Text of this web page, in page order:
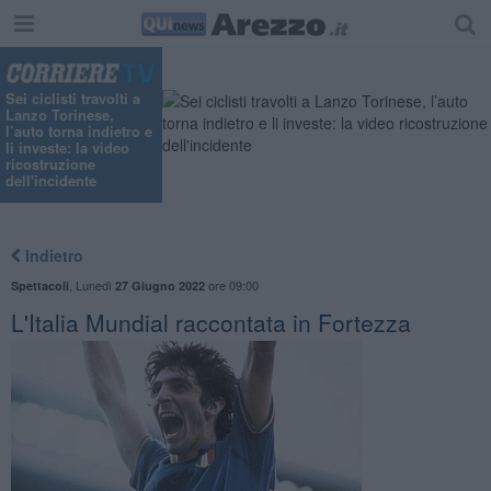
Sei ciclisti travolti a
Lanzo Torinese,
l’auto torna indietro e
li investe: la video
ricostruzione
dell'incidente
Indietro
Spettacoli Lunedì 27 Giugno 2022ore 09:00
L'Italia Mundial raccontata in Fortezza